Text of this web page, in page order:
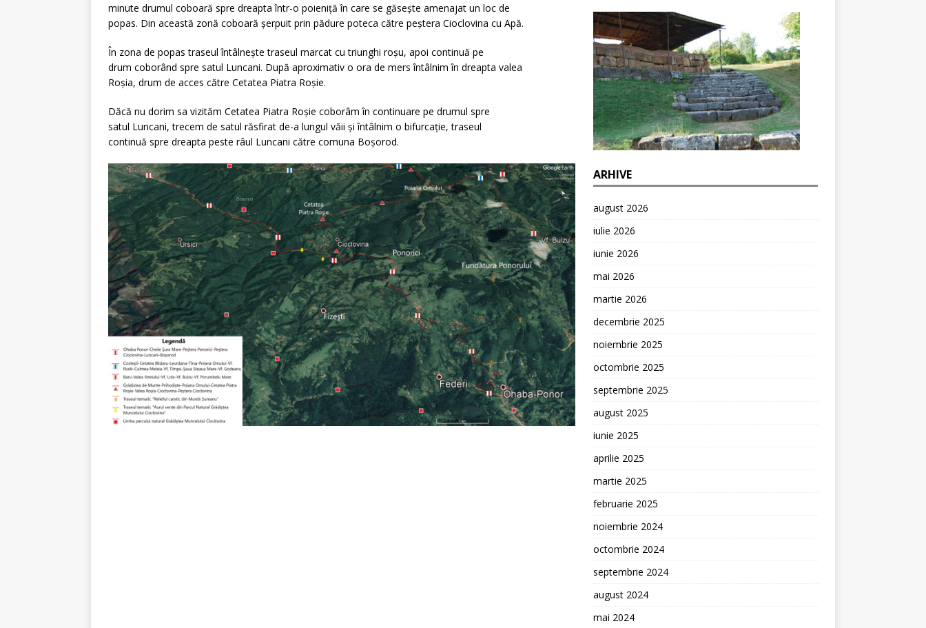
minute drumul coboară spre dreapta într-o poieniță în care se găsește amenajat un loc de
popas. Din această zonă coboară șerpuit prin pădure poteca către peștera Cioclovina cu Apă.
În zona de popas traseul întâlnește traseul marcat cu triunghi roșu, apoi continuă pe
drum coborând spre satul Luncani. După aproximativ o ora de mers întâlnim în dreapta valea
Roșia, drum de acces către Cetatea Piatra Roșie.
Dăcă nu dorim sa vizităm Cetatea Piatra Roșie coborâm în continuare pe drumul spre
satul Luncani, trecem de satul răsfirat de-a lungul văii și întâlnim o bifurcație, traseul
continuă spre dreapta peste râul Luncani către comuna Boșorod.
ARHIVE
august 2026
iulie 2026
iunie 2026
mai 2026
martie 2026
decembrie 2025
noiembrie 2025
octombrie 2025
septembrie 2025
august 2025
iunie 2025
aprilie 2025
martie 2025
februarie 2025
noiembrie 2024
octombrie 2024
septembrie 2024
august 2024
mai 2024